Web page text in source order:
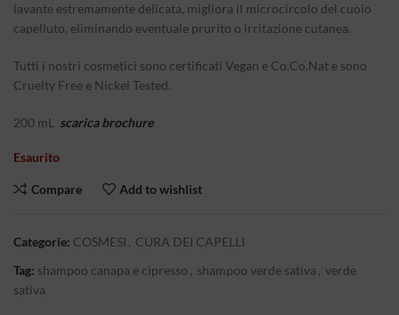
lavante estremamente delicata, migliora il microcircolo del cuoio
capelluto, eliminando eventuale prurito o irritazione cutanea.
Tutti i nostri cosmetici sono certificati Vegan e Co.Co.Nat e sono
Cruelty Free e Nickel Tested.
200 mL scarica brochure
Esaurito
Compare Add to wishlist
Categorie: COSMESI , CURA DEI CAPELLI
Tag: shampoo canapa e cipresso , shampoo verde sativa , verde
sativa